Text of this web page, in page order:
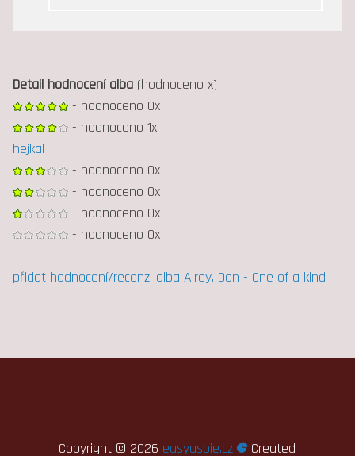
Detail hodnocení alba(hodnoceno x)
- hodnoceno 0x
- hodnoceno 1x
hejkal
- hodnoceno 0x
- hodnoceno 0x
- hodnoceno 0x
- hodnoceno 0x
přidat hodnocení/recenzi alba Airey, Don - One of a kind
Copyright © 2026 easyaspie.cz Created